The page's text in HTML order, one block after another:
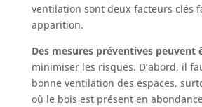
ventilation sont deux facteurs clés
apparition.
Des mesures préventives peuvent
minimiser les risques. D’abord, il
bonne ventilation des espaces,
où le bois est présent en